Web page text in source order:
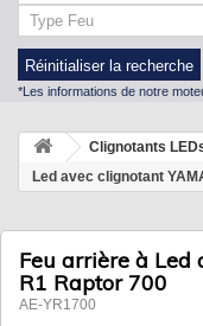
Réinitialiser la recherche
*Les informations de notre
Clignotants
Led avec clignotant
Feu arrière à Led
R1 Raptor 700
AE-YR1700